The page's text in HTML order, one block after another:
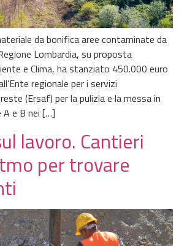
da bonifica aree contaminate da
Lombardia, su proposta
e Clima, ha stanziato 450.000 euro
regionale per i servizi
(Ersaf) per la pulizia e la messa in
A e B nei […]
lavoro. Cantieri
per trovare